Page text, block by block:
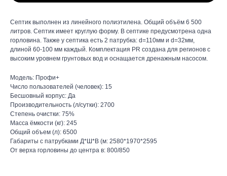
Септик выполнен из линейного полиэтилена. Общий объём 6 500
литров. Септик имеет круглую форму. В септике предусмотрена одна
горловина. Также у септика есть 2 патрубка: d=110мм и d=32мм,
длиной 60-100 мм каждый. Комплектация PR создана для регионов с
высоким уровнем грунтовых вод и оснащается дренажным насосом.
Модель: Профи+
Число пользователей (человек): 15
Бесшовный корпус: Да
Производительность (л/сутки): 2700
Степень очистки: 75%
Масса ёмкости (кг): 245
Общий объем (л): 6500
Габариты с патрубками Д*Ш*В (м: 2580*1970*2595
От верха горловины до центра в: 800/850